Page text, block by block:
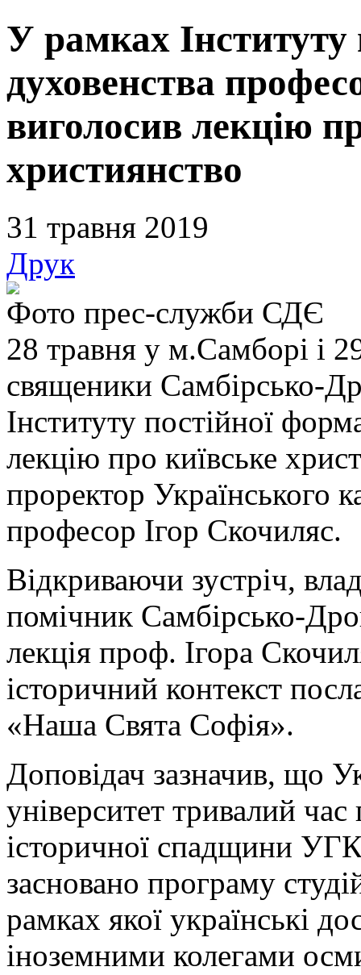
У рамках Інституту
духовенства
виголосив лекцію
християнство
31 травня 2019
Друк
Фото прес-служби СДЄ
28 травня у м.Самборі і
священики Самбірсько-
Інституту постійної
лекцію про київське
проректор Українського
професор Ігор Скочиляс.
Відкриваючи зустріч,
помічник Самбірсько-
лекція проф. Ігора
історичний контекст
«Наша Свята Софія».
Доповідач зазначив, що
університет тривалий
історичної спадщини
засновано програму
рамках якої українські
іноземними колегами